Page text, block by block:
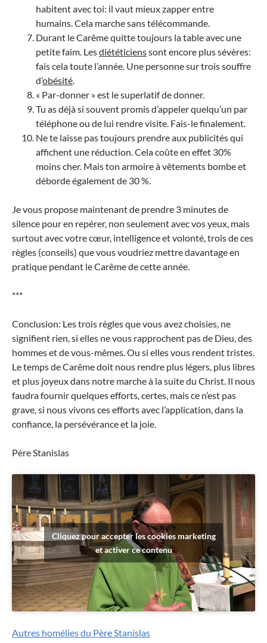
habitent avec toi: il vaut mieux zapper entre
humains. Cela marche sans télécommande.
Durant le Carême quitte toujours la table avec une
petite faim. Lesdiététicienssont encore plus sévères:
fais cela toute l’année. Une personne sur trois souffre
d’obésité.
« Par-donner » est le superlatif de donner.
Tu as déjà si souvent promis d’appeler quelqu’un par
téléphone ou de lui rendre visite. Fais-le finalement.
Ne te laisse pas toujours prendre aux publicités qui
affichent une réduction. Cela coûte en effet 30%
moins cher. Mais ton armoire à vêtements bombe et
déborde également de 30 %.
Je vous propose maintenant de prendre 3 minutes de
silence pour en repérer, non seulement avec vos yeux, mais
surtout avec votre cœur, intelligence et volonté, trois de ces
règles (conseils) que vous voudriez mettre davantage en
pratique pendant le Carême de cette année.
***
Conclusion: Les trois règles que vous avez choisies, ne
signifient rien, si elles ne vous rapprochent pas de Dieu, des
hommes et de vous-mêmes. Ou si elles vous rendent tristes.
Le temps de Carême doit nous rendre plus légers, plus libres
et plus joyeux dans notre marche à la suite du Christ. Il nous
faudra fournir quelques efforts, certes, mais ce n’est pas
grave, si nous vivons ces efforts avec l’application, dans la
confiance, la persévérance et la joie.
Père Stanislas
Cliquez pour accepter les cookies marketing
et activer ce contenu
Autres homélies du Père Stanislas